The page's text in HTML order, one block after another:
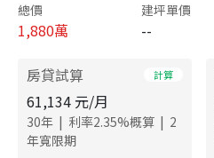
總價
1,880萬
建坪單價
--
房貸試算 計算
61,134 元/月
30年 | 利率2.35%概算 | 2
年寬限期